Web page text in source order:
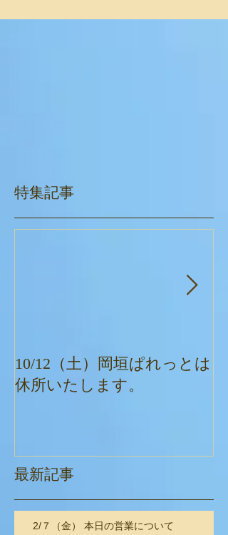
特集記事
10/12（土）岡垣ぱれっとは
休所いたします。
最新記事
2/７（金） 本日の営業について